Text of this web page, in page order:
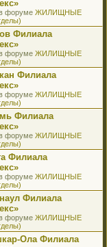
форуме ЖИЛИЩНЫЕ
Филиала
форуме ЖИЛИЩНЫЕ
Филиала
форуме ЖИЛИЩНЫЕ
Филиала
форуме ЖИЛИЩНЫЕ
Филиала
форуме ЖИЛИЩНЫЕ
Филиала
форуме ЖИЛИЩНЫЕ
Ола Филиала